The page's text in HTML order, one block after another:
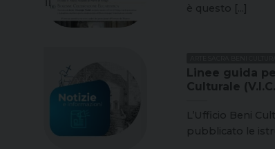
è questo [...]
Linee guida
Culturale
L’Ufficio Beni
pubblicato le